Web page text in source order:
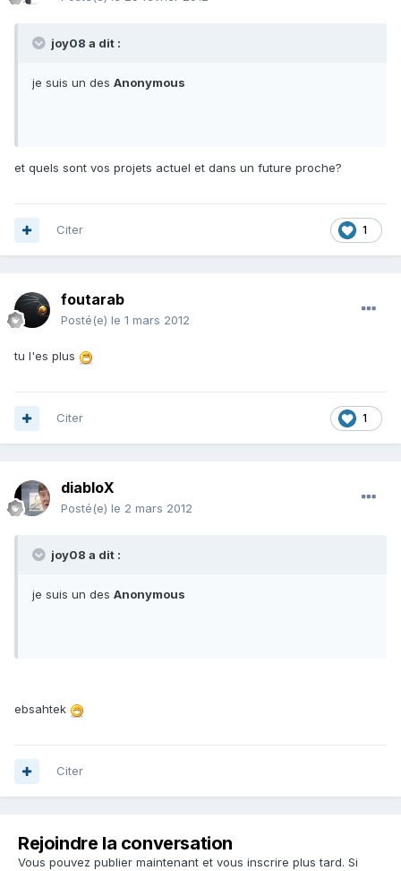
joy08 a dit :
je suis un des Anonymous
et quels sont vos projets actuel et dans un future proche?
1
Citer
foutarab
Posté(e) le 1 mars 2012
tu l'es plus
1
Citer
diabloX
Posté(e) le 2 mars 2012
joy08 a dit :
je suis un des Anonymous
ebsahtek
Citer
Rejoindre la conversation
Vous pouvez publier maintenant et vous inscrire plus tard. Si